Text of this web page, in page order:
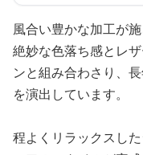
風合い豊かな加工が
絶妙な色落ち感とレ
ンと組み合わさり、
を演出しています。
程よくリラックスし